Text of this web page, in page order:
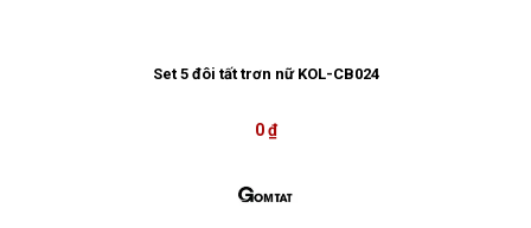
Set 5 đôi tất trơn nữ KOL-CB024
0 ₫